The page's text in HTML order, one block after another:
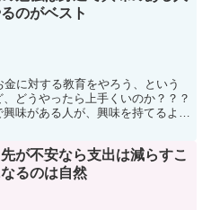
のがベスト
に対する教育をやろう、という
どうやったら上手くいのか？？？
味がある人が、興味を持てるよう
が不安なら支出は減らすこ
るのは自然